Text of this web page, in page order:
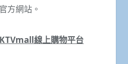
方網站。
線上購物平台